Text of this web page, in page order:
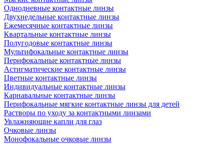
Однодневные контактные линзы
Двухнедельные контактные линзы
Ежемесячные контактные линзы
Квартальные контактные линзы
Полугодовые контактные линзы
Мультифокальные контактные линзы
Перифокальные контактные линзы
Астигматические контактные линзы
Цветные контактные линзы
Индивидуальные контактные линзы
Карнавальные контактные линзы
Перифокальные мягкие контактные линзы для детей
Растворы по уходу за контактными линзами
Увлажняющие капли для глаз
Очковые линзы
Монофокальные очковые линзы